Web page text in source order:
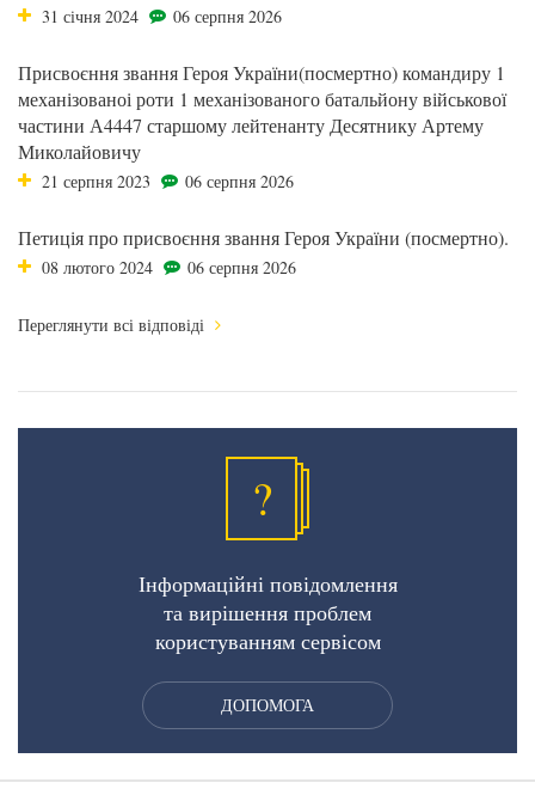
31 січня 2024 06 серпня 2026
Присвоєння звання Героя України(посмертно) командиру 1
механізованоі роти 1 механізованого батальйону військової
частини А4447 старшому лейтенанту Десятнику Артему
Миколайовичу
21 серпня 2023 06 серпня 2026
Петиція про присвоєння звання Героя України (посмертно).
08 лютого 2024 06 серпня 2026
Переглянути всі відповіді
?
Інформаційні повідомлення
та вирішення проблем
користуванням сервісом
ДОПОМОГА